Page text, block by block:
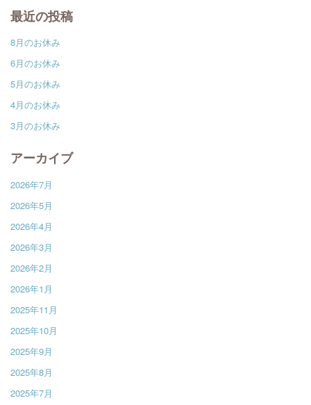
最近の投稿
8月のお休み
6月のお休み
5月のお休み
4月のお休み
3月のお休み
アーカイブ
2026年7月
2026年5月
2026年4月
2026年3月
2026年2月
2026年1月
2025年11月
2025年10月
2025年9月
2025年8月
2025年7月